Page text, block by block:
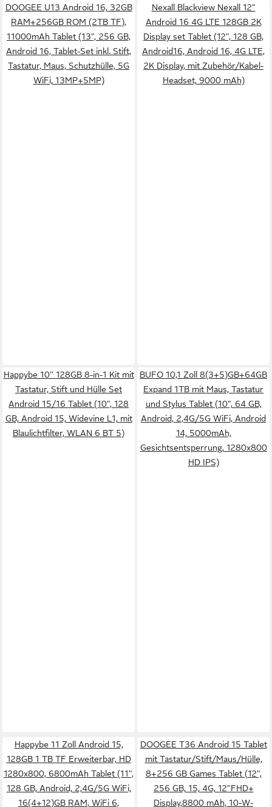
DOOGEE U13 Android 16, 32GB
RAM+256GB ROM (2TB TF),
11000mAh Tablet (13", 256 GB,
Android 16, Tablet-Set inkl. Stift,
Tastatur, Maus, Schutzhülle, 5G
WiFi, 13MP+5MP)
Nexall Blackview Nexall 12"
Android 16 4G LTE 128GB 2K
Display set Tablet (12", 128 GB,
Android16, Android 16, 4G LTE,
2K Display, mit Zubehör/Kabel-
Headset, 9000 mAh)
Happybe 10'' 128GB 8-in-1 Kit mit
Tastatur, Stift und Hülle Set
Android 15/16 Tablet (10", 128
GB, Android 15, Widevine L1, mit
Blaulichtfilter, WLAN 6 BT 5)
BUFO 10,1 Zoll 8(3+5)GB+64GB
Expand 1TB mit Maus, Tastatur
und Stylus Tablet (10", 64 GB,
Android, 2,4G/5G WiFi, Android
14, 5000mAh,
Gesichtsentsperrung, 1280x800
HD IPS)
Happybe 11 Zoll Android 15,
128GB 1 TB TF Erweiterbar, HD
1280x800, 6800mAh Tablet (11",
128 GB, Android, 2,4G/5G WiFi,
16(4+12)GB RAM, WiFi 6,
DOOGEE T36 Android 15 Tablet
mit Tastatur/Stift/Maus/Hülle,
8+256 GB Games Tablet (12",
256 GB, 15, 4G, 12"FHD+
Display,8800 mAh, 10-W-